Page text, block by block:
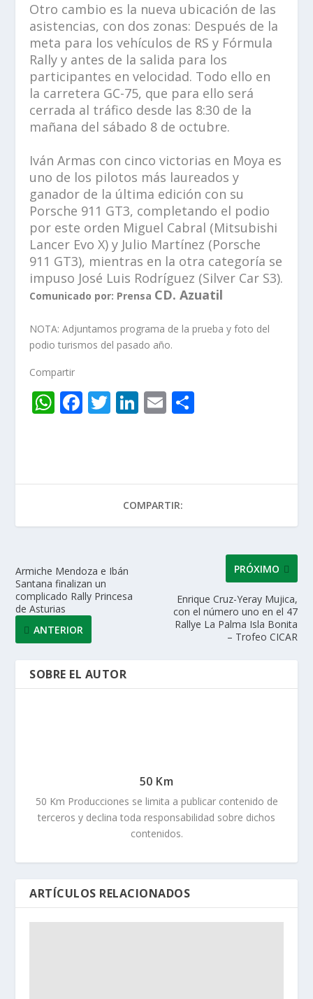
Otro cambio es la nueva ubicación de las
asistencias, con dos zonas: Después de la
meta para los vehículos de RS y Fórmula
Rally y antes de la salida para los
participantes en velocidad. Todo ello en
la carretera GC-75, que para ello será
cerrada al tráfico desde las 8:30 de la
mañana del sábado 8 de octubre.
Iván Armas con cinco victorias en Moya es
uno de los pilotos más laureados y
ganador de la última edición con su
Porsche 911 GT3, completando el podio
por este orden Miguel Cabral (Mitsubishi
Lancer Evo X) y Julio Martínez (Porsche
911 GT3), mientras en la otra categoría se
impuso José Luis Rodríguez (Silver Car S3).
Comunicado por: Prensa CD. Azuatil
NOTA: Adjuntamos programa de la prueba y foto del
podio turismos del pasado año.
Compartir
W
A
p
F
o
k
T Li
dI
n
E
ar
r
COMPARTIR:
Armiche Mendoza e Ibán
Santana finalizan un
complicado Rally Princesa
de Asturias
ANTERIOR
PRÓXIMO
Enrique Cruz-Yeray Mujica,
con el número uno en el 47
Rallye La Palma Isla Bonita
– Trofeo CICAR
SOBRE EL AUTOR
50 Km
50 Km Producciones se limita a publicar contenido de
terceros y declina toda responsabilidad sobre dichos
contenidos.
ARTÍCULOS RELACIONADOS